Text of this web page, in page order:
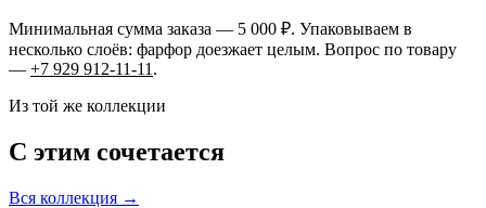
Минимальная сумма заказа — 5 000 ₽. Упаковываем в
несколько слоёв: фарфор доезжает целым. Вопрос по товару
— +7 929 912-11-11 .
Из той же коллекции
С этим сочетается
Вся коллекция →